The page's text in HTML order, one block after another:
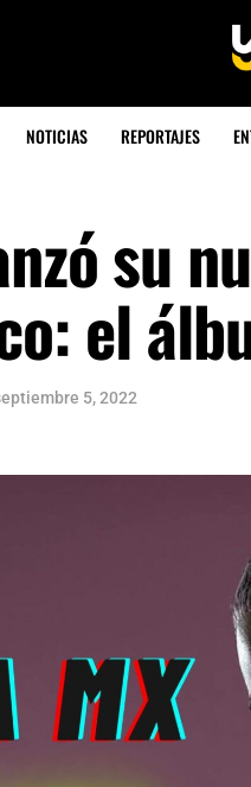
NOTICIAS REPORTAJES
su
el
5, 2022